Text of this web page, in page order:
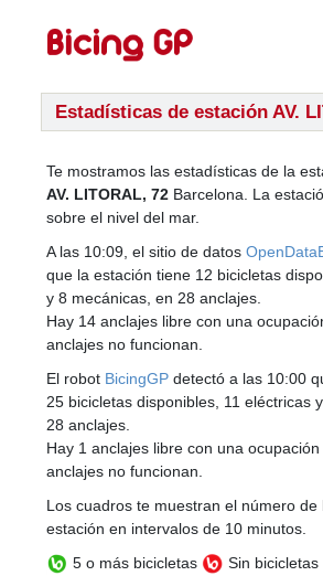
Estadísticas de estación AV.
Te mostramos las estadísticas de la
AV. LITORAL, 72 Barcelona. La
sobre el nivel del mar.
A las 10:09, el sitio de datos
que la estación tiene 12 bicicletas
y 8 mecánicas, en 28 anclajes.
Hay 14 anclajes libre con una
anclajes no funcionan.
El robot BicingGP detectó a las 10:00
25 bicicletas disponibles, 11 eléctricas
28 anclajes.
Hay 1 anclajes libre con una
anclajes no funcionan.
Los cuadros te muestran el número de
estación en intervalos de 10 minutos.
5 o más bicicletas
Sin bicicletas